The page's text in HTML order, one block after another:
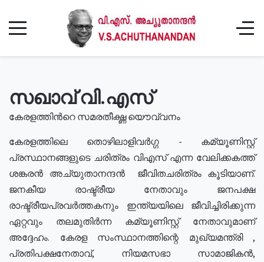
സഖാവ് വി.എസ്
കേരളത്തിൻറെ സമരതീക്ഷ്ണ യൌവ്വനം
കേരളത്തിലെ തൊഴിലാളിവർഗ്ഗ - കമ്യൂണിസ്റ്റ്
പ്രസ്ഥാനങ്ങളുടെ ചരിത്രം വിഎസ് എന്ന വേലിക്കകത്ത്
ശങ്കരൻ അച്യുതാനന്ദൻ ജീവിതചരിത്രം കൂടിയാണ്.
ജനകീയ രാഷ്ട്രീയ നേതാവും ജനപക്ഷ
രാഷ്ട്രീയപ്രവർത്തകനും ഇന്ത്യയിലെ ജീവിച്ചിരിക്കുന്ന
ഏറ്റവും തലമുതിർന്ന കമ്യൂണിസ്റ്റ് നേതാവുമാണ്
അദ്ദേഹം. കേരള സംസ്ഥാനത്തിന്റെ മുഖ്യമന്ത്രി ,
പ്രതിപക്ഷനേതാവ്, നിയമസഭാ സാമാജികൻ,